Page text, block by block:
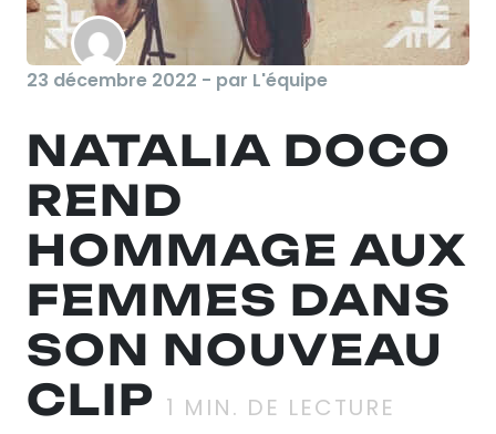
23 décembre 2022 - par L'équipe
NATALIA DOCO
REND
HOMMAGE AUX
FEMMES DANS
SON NOUVEAU
CLIP 1 MIN. DE LECTURE